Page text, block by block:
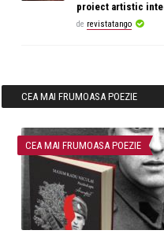
proiect artistic
de revistatango
CEA MAI FRUMOASA POEZIE
CEA MAI FRUMOASA POEZIE